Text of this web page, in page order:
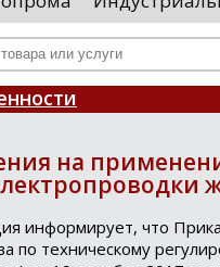
на
информирует, что
по техническому